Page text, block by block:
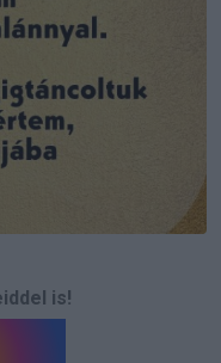
is!